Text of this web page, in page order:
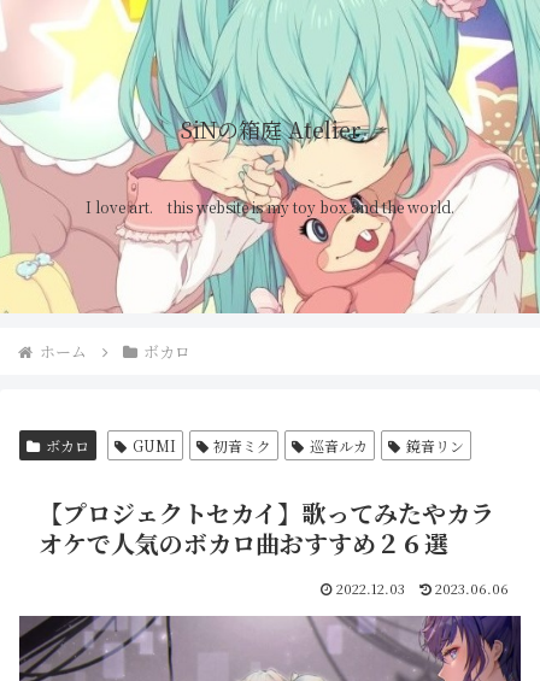
SiNの箱庭 Atelier
I love art. this website is my toy box and the world.
ホーム ボカロ
ボカロ GUMI 初音ミク 巡音ルカ 鏡音リン
【プロジェクトセカイ】歌ってみたやカラ
オケで人気のボカロ曲おすすめ２６選
2022.12.03 2023.06.06